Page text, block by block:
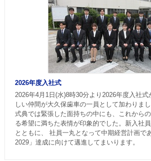
2026年度入社式
2026年4月1日(水)8時30分より2026年度入社
しい仲間が大久保歯車の一員として加わりまし
式典では緊張した面持ちの中にも、これから
る希望に満ちた表情が印象的でした。新入社
とともに、 社員一丸となって中期経営計画で
2029」達成に向けて邁進してまいります。